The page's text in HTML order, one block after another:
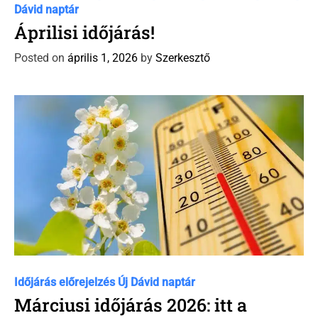
a
e
g
r
Dávid naptár
Áprilisi időjárás!
Posted on április 1, 2026 by Szerkesztő
C
a
Időjárás előrejelzés Új Dávid naptár
Márciusi időjárás 2026: itt a